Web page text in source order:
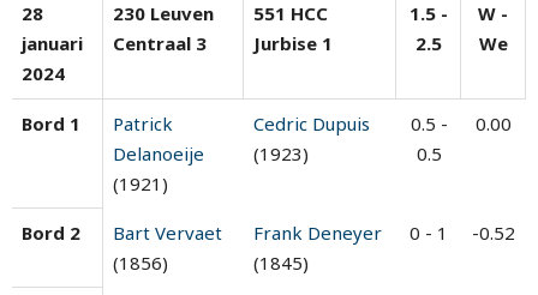
28
januari
2024
230 Leuven
Centraal 3
551 HCC
Jurbise 1
1.5 -
2.5
W -
We
Bord 1
Patrick
Delanoeije
(1921)
Cedric Dupuis
(1923)
0.5 -
0.5
0.00
Bord 2
Bart Vervaet
(1856)
Frank Deneyer
(1845)
0 - 1 -0.52